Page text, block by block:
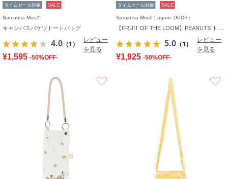
タイムセール対象 SALE
Samansa Mos2
キャンバスバケツトートバッグ
4.0 （1）
レビュー
を見る
¥1,595 -50%OFF-
タイムセール対象 SALE
Samansa Mos2 Lagom（KIDS）
5.0 （1）
レビュー
を見る
¥1,925 -50%OFF-